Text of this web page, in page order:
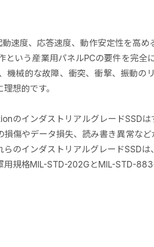
速度、応答速度、動作安定性を高
という産業用パネルPCの要件を完
機械的な故障、衝突、衝撃、振動
想的です。
インダストリアルグレードSSDは
傷やデータ損失、読み書き異常な
のインダストリアルグレードSSD
規格MIL-STD-202GとMIL-STD-883